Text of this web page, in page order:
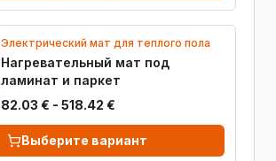
Электрический мат для теплого пола
Нагревательный мат под
ламинат и паркет
82.03 € - 518.42 €
Выберите вариант